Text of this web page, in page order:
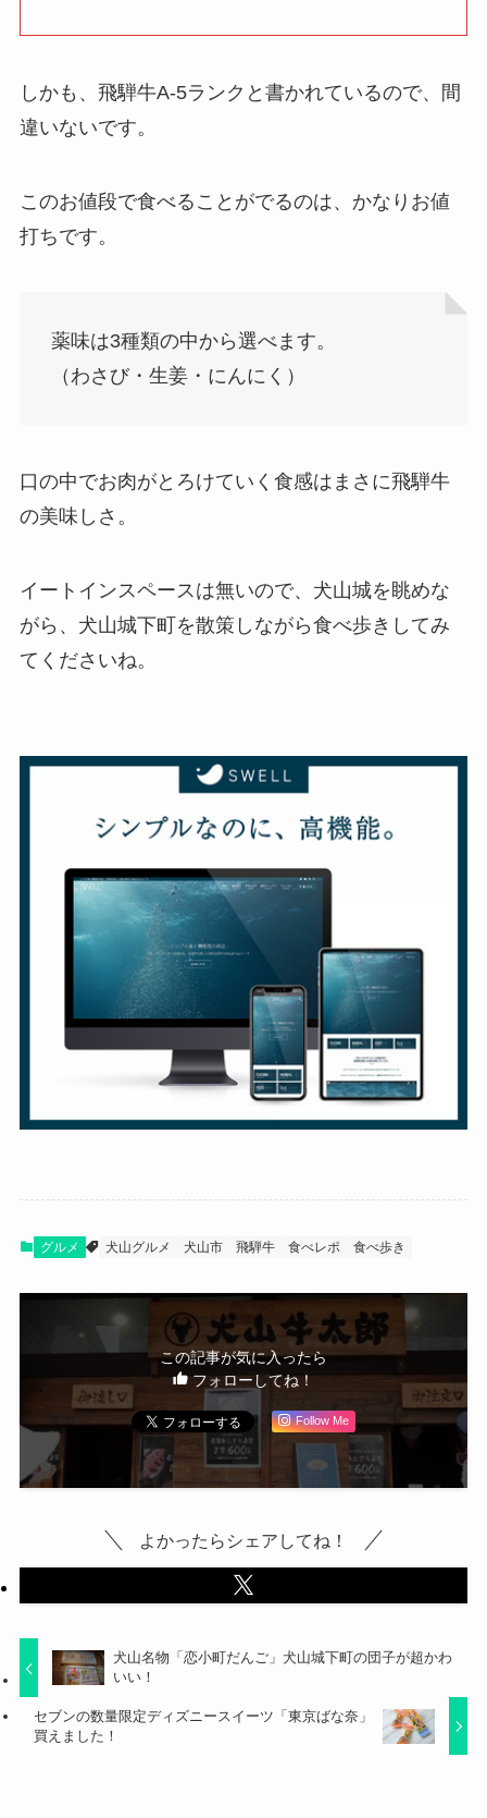
しかも、飛騨牛A-5ランクと書かれているので、間
違いないです。
このお値段で食べることがでるのは、かなりお値
打ちです。
薬味は3種類の中から選べます。
（わさび・生姜・にんにく）
口の中でお肉がとろけていく食感はまさに飛騨牛
の美味しさ。
イートインスペースは無いので、犬山城を眺めな
がら、犬山城下町を散策しながら食べ歩きしてみ
てくださいね。
グルメ 犬山グルメ 犬山市 飛騨牛 食べレポ 食べ歩き
この記事が気に入ったら
フォローしてね！
Follow Me
よかったらシェアしてね！
犬山名物「恋小町だんご」犬山城下町の団子が超かわ
いい！
セブンの数量限定ディズニースイーツ「東京ばな奈」
買えました！